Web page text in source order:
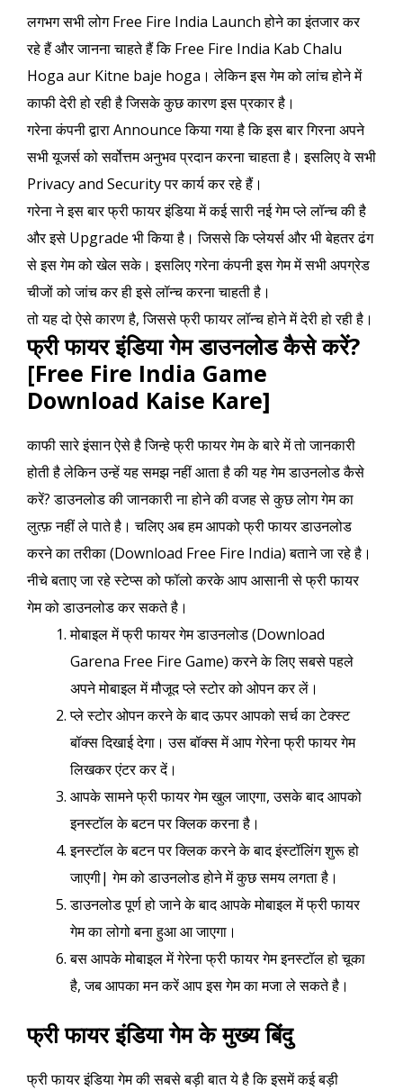
लगभग सभी लोग Free Fire India Launch होने का इंतजार कर
रहे हैं और जानना चाहते हैं कि Free Fire India Kab Chalu
Hoga aur Kitne baje hoga। लेकिन इस गेम को लांच होने में
काफी देरी हो रही है जिसके कुछ कारण इस प्रकार है।
गरेना कंपनी द्वारा Announce किया गया है कि इस बार गिरना अपने
सभी यूजर्स को सर्वोत्तम अनुभव प्रदान करना चाहता है। इसलिए वे सभी
Privacy and Security पर कार्य कर रहे हैं।
गरेना ने इस बार फ्री फायर इंडिया में कई सारी नई गेम प्ले लॉन्च की है
और इसे Upgrade भी किया है। जिससे कि प्लेयर्स और भी बेहतर ढंग
से इस गेम को खेल सके। इसलिए गरेना कंपनी इस गेम में सभी अपग्रेड
चीजों को जांच कर ही इसे लॉन्च करना चाहती है।
तो यह दो ऐसे कारण है, जिससे फ्री फायर लॉन्च होने में देरी हो रही है।
फ्री फायर इंडिया गेम डाउनलोड कैसे करें?
[Free Fire India Game
Download Kaise Kare]
काफी सारे इंसान ऐसे है जिन्हे फ्री फायर गेम के बारे में तो जानकारी
होती है लेकिन उन्हें यह समझ नहीं आता है की यह गेम डाउनलोड कैसे
करें? डाउनलोड की जानकारी ना होने की वजह से कुछ लोग गेम का
लुत्फ़ नहीं ले पाते है। चलिए अब हम आपको फ्री फायर डाउनलोड
करने का तरीका (Download Free Fire India) बताने जा रहे है।
नीचे बताए जा रहे स्टेप्स को फॉलो करके आप आसानी से फ्री फायर
गेम को डाउनलोड कर सकते है।
मोबाइल में फ्री फायर गेम डाउनलोड (Download
Garena Free Fire Game) करने के लिए सबसे पहले
अपने मोबाइल में मौजूद प्ले स्टोर को ओपन कर लें।
प्ले स्टोर ओपन करने के बाद ऊपर आपको सर्च का टेक्स्ट
बॉक्स दिखाई देगा। उस बॉक्स में आप गेरेना फ्री फायर गेम
लिखकर एंटर कर दें।
आपके सामने फ्री फायर गेम खुल जाएगा, उसके बाद आपको
इनस्टॉल के बटन पर क्लिक करना है।
इनस्टॉल के बटन पर क्लिक करने के बाद इंस्टॉलिंग शुरू हो
जाएगी| गेम को डाउनलोड होने में कुछ समय लगता है।
डाउनलोड पूर्ण हो जाने के बाद आपके मोबाइल में फ्री फायर
गेम का लोगो बना हुआ आ जाएगा।
बस आपके मोबाइल में गेरेना फ्री फायर गेम इनस्टॉल हो चूका
है, जब आपका मन करें आप इस गेम का मजा ले सकते है।
फ्री फायर इंडिया गेम के मुख्य बिंदु
फ्री फायर इंडिया गेम की सबसे बड़ी बात ये है कि इसमें कई बड़ी